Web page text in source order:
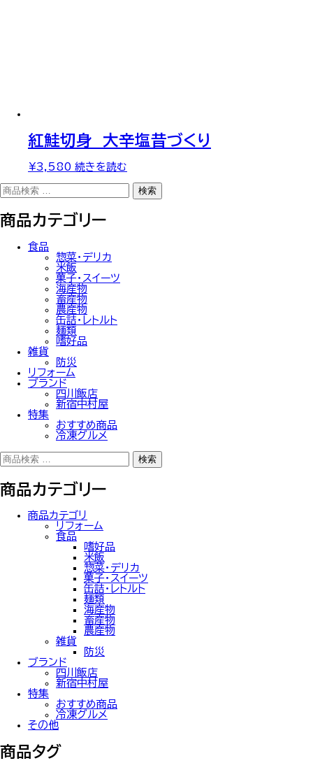
紅鮭切身 大辛塩昔づくり
¥3,580 続きを読む
検
索
象:
検索
商品カテゴリー
食品
惣菜・デリカ
米飯
菓子・スイーツ
海産物
畜産物
農産物
缶詰・レトルト
麺類
嗜好品
雑貨
防災
リフォーム
ブランド
四川飯店
新宿中村屋
特集
おすすめ商品
冷凍グルメ
検
索
象:
検索
商品カテゴリー
商品カテゴリ
リフォーム
食品
嗜好品
米飯
惣菜・デリカ
菓子・スイーツ
缶詰・レトルト
麺類
海産物
畜産物
農産物
雑貨
防災
ブランド
四川飯店
新宿中村屋
特集
おすすめ商品
冷凍グルメ
その他
商品タグ